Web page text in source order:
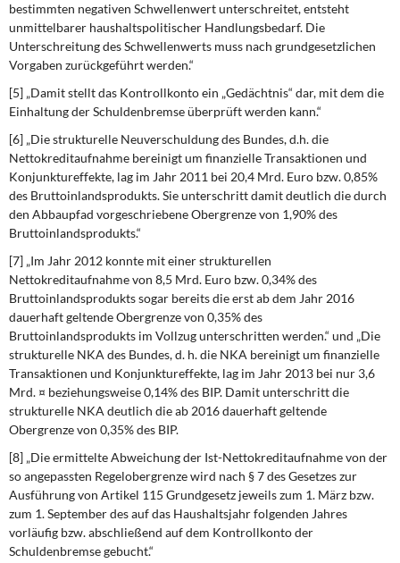
bestimmten negativen Schwellenwert unter­schreitet, entsteht
unmittelbarer haushaltspolitischer Handlungsbedarf. Die
Unterschreitung des Schwellenwerts muss nach grundgesetzlichen
Vorgaben zurückgeführt werden.“
[5] „Damit stellt das Kontrollkonto ein „Gedächtnis“ dar, mit dem die
Einhaltung der Schuldenbremse über­prüft werden kann.“
[6] „Die strukturelle Neuverschuldung des Bundes, d.h. die
Nettokreditaufnahme bereinigt um finanzielle Transaktionen und
Konjunktureffekte, lag im Jahr 2011 bei 20,4 Mrd. Euro bzw. 0,85%
des Bruttoin­landsprodukts. Sie unterschritt damit deutlich die durch
den Abbaupfad vorgeschriebene Obergrenze von 1,90% des
Bruttoinlandsprodukts.“
[7] „Im Jahr 2012 konnte mit einer strukturellen
Nettokreditaufnahme von 8,5 Mrd. Euro bzw. 0,34% des
Bruttoinlandsprodukts sogar bereits die erst ab dem Jahr 2016
dauerhaft geltende Obergrenze von 0,35% des
Bruttoinlandsprodukts im Vollzug unterschritten werden.“ und „Die
strukturelle NKA des Bundes, d. h. die NKA bereinigt um finanzielle
Transaktionen und Konjunktureffekte, lag im Jahr 2013 bei nur 3,6
Mrd. ¤ beziehungsweise 0,14% des BIP. Damit unterschritt die
strukturelle NKA deutlich die ab 2016 dauerhaft geltende
Obergrenze von 0,35% des BIP.
[8] „Die ermittelte Abweichung der Ist-Nettokreditaufnahme von der
so angepassten Regelobergrenze wird nach § 7 des Gesetzes zur
Ausführung von Artikel 115 Grundgesetz jeweils zum 1. März bzw.
zum 1. September des auf das Haushaltsjahr folgenden Jahres
vorläufig bzw. abschließend auf dem Kontroll­konto der
Schuldenbremse gebucht.“